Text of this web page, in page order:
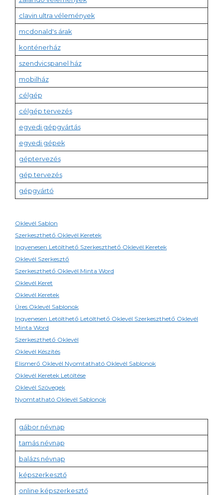
clavin ultra vélemények
mcdonald's árak
konténerház
szendvicspanel ház
mobilház
célgép
célgép tervezés
egyedi gépgyártás
egyedi gépek
géptervezés
gép tervezés
gépgyártó
Oklevél Sablon
Szerkeszthető Oklevél Keretek
Ingyenesen Letölthető Szerkeszthető Oklevél Keretek
Oklevél Szerkesztő
Szerkeszthető Oklevél Minta Word
Oklevél Keret
Oklevél Keretek
Üres Oklevél Sablonok
Ingyenesen Letölthető Letölthető Oklevél Szerkeszthető Oklevél
Minta Word
Szerkeszthető Oklevél
Oklevél Készítés
Elismerő Oklevél Nyomtatható Oklevél Sablonok
Oklevél Keretek Letöltése
Oklevél Szövegek
Nyomtatható Oklevél Sablonok
gábor névnap
tamás névnap
balázs névnap
képszerkesztő
online képszerkesztő